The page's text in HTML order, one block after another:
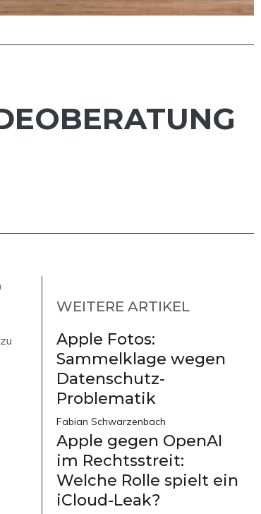
WEITERE ARTIKEL
Apple Fotos:
Sammelklage wegen
Datenschutz-
Problematik
Fabian Schwarzenbach
Apple gegen OpenAI
im Rechtsstreit:
Welche Rolle spielt ein
iCloud-Leak?